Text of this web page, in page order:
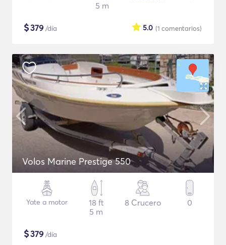
5 m
$379 /día (1 comentarios)
5.0
Volos Marine Prestige 550
Yate a motor
18 ft
5 m
8 Crucero 0
$379 /día